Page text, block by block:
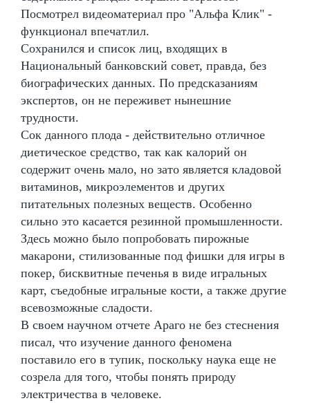
Посмотрел видеоматериал про "Альфа Клик" -
функционал впечатлил.
Сохранился и список лиц, входящих в
Национальный банковский совет, правда, без
биографических данных. По предсказаниям
экспертов, он не переживет нынешние
трудности.
Сок данного плода - действительно отличное
диетическое средство, так как калорий он
содержит очень мало, но зато является кладовой
витаминов, микроэлементов и других
питательных полезных веществ. Особенно
сильно это касается резинной промышленности.
Здесь можно было попробовать пирожные
макарони, стилизованные под фишки для игры в
покер, бисквитные печенья в виде игральных
карт, съедобные игральные кости, а также другие
всевозможные сладости.
В своем научном отчете Араго не без стеснения
писал, что изучение данного феномена
поставило его в тупик, поскольку наука еще не
созрела для того, чтобы понять природу
электричества в человеке.